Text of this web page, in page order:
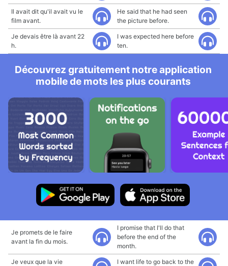
Il avait dit qu'il avait vu le
film avant.
He said that he had seen
the picture before.
Je devais être là avant 22
h.
I was expected here before
ten.
Découvrez gratuitement notre application
mobile de mots les plus courants
Je promets de le faire
avant la fin du mois.
I promise that I'll do that
before the end of the
month.
Je veux que la vie
I want life to go back to the